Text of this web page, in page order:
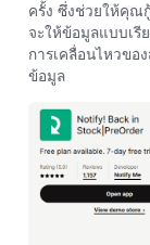
ครั้ง ซึ่งช่วยให้คุณ
จะให้ข้อมูลแบบเรี
การเคลื่อนไหวขอ
ข้อมูล